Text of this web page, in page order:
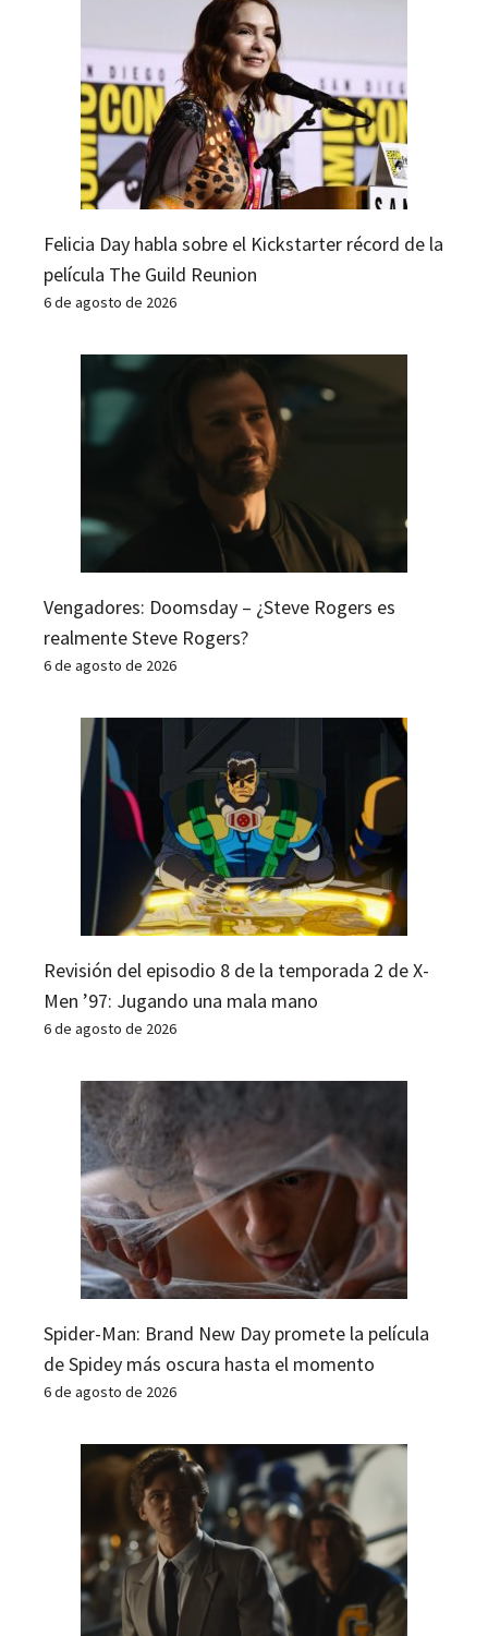
Felicia Day habla sobre el Kickstarter récord de la
película The Guild Reunion
6 de agosto de 2026
Vengadores: Doomsday – ¿Steve Rogers es
realmente Steve Rogers?
6 de agosto de 2026
Revisión del episodio 8 de la temporada 2 de X-
Men ’97: Jugando una mala mano
6 de agosto de 2026
Spider-Man: Brand New Day promete la película
de Spidey más oscura hasta el momento
6 de agosto de 2026